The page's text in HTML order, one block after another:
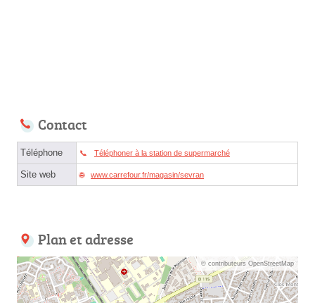
Contact
Téléphone Téléphoner à la station de supermarché
Site web www.carrefour.fr/magasin/sevran
Plan et adresse
© contributeurs OpenStreetMap